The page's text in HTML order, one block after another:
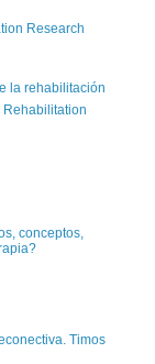
Research
la rehabilitación
Rehabilitation
conceptos,
Timos